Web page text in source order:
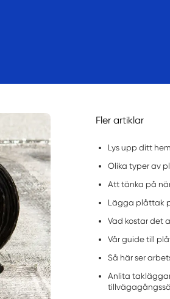
Fler artiklar
Lys upp ditt
Olika typer av
Att tänka på
Lägga plåttak
Vad kostar det
Vår guide till
Så här ser
Anlita